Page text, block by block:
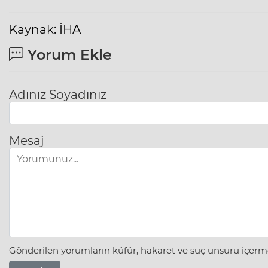
Kaynak: İHA
Yorum Ekle
Adınız Soyadınız
Mesaj
Gönderilen yorumların küfür, hakaret ve suç unsuru